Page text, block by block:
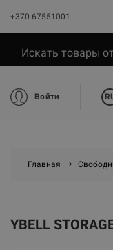
+370 67551001
Войти
Главная
YBELL